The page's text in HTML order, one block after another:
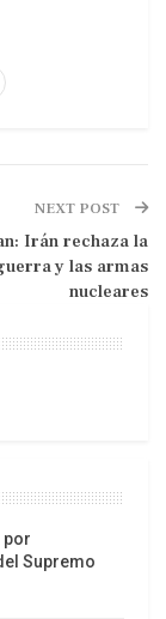
afirmó que
pueblo” y
las últimas
y la
NEXT POST
Irán rechaza la
y las armas
nucleares
por
Supremo